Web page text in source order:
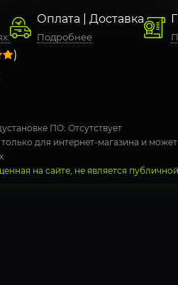
Оплата | Доставка
Подробнее
)
ПО: Отсутствует
для интернет-магазина и
на сайте, не является